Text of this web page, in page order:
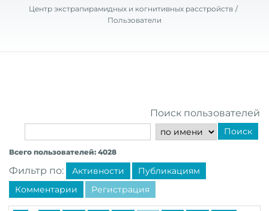
Центр экстрапирамидных и когнитивных расстройств
Пользователи
Поиск пользователей
Поиск
Всего пользователей: 4028
Фильтр по: Активности
Публикациям
Комментарии
Регистрация